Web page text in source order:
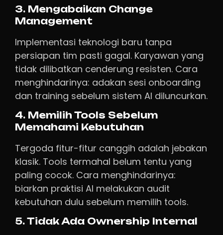
3. Mengabaikan Change
Management
Implementasi teknologi baru tanpa
persiapan tim pasti gagal. Karyawan yang
tidak dilibatkan cenderung resisten. Cara
menghindarinya: adakan sesi onboarding
dan training sebelum sistem AI diluncurkan.
4. Memilih Tools Sebelum
Memahami Kebutuhan
Tergoda fitur-fitur canggih adalah jebakan
klasik. Tools termahal belum tentu yang
paling cocok. Cara menghindarinya:
biarkan praktisi AI melakukan audit
kebutuhan dulu sebelum memilih tools.
5. Tidak Ada Ownership Internal